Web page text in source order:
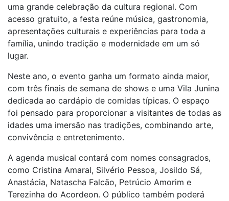
uma grande celebração da cultura regional. Com
acesso gratuito, a festa reúne música, gastronomia,
apresentações culturais e experiências para toda a
família, unindo tradição e modernidade em um só
lugar.
Neste ano, o evento ganha um formato ainda maior,
com três finais de semana de shows e uma Vila Junina
dedicada ao cardápio de comidas típicas. O espaço
foi pensado para proporcionar a visitantes de todas as
idades uma imersão nas tradições, combinando arte,
convivência e entretenimento.
A agenda musical contará com nomes consagrados,
como Cristina Amaral, Silvério Pessoa, Josildo Sá,
Anastácia, Natascha Falcão, Petrúcio Amorim e
Terezinha do Acordeon. O público também poderá